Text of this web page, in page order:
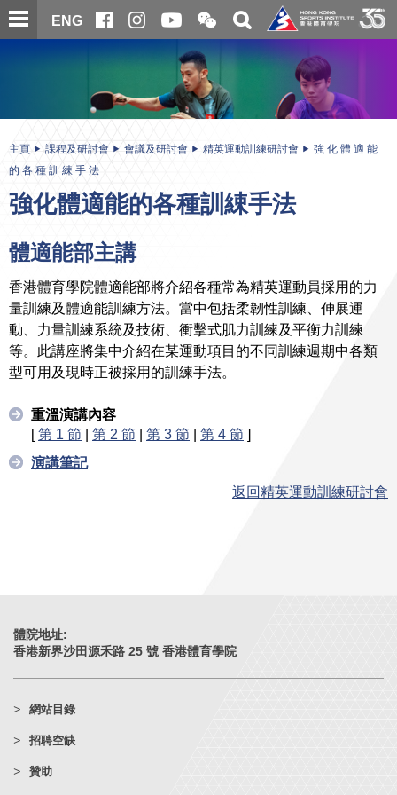
跳
至
ENG
開
合
信
二
維
碼
關
搜
主頁 課程及研討會 會議及研討會 精英運動訓練研討會
強 化 體 適 能
的 各 種 訓 綀 手 法
強化體適能的各種訓綀手法
體適能部主講
香港體育學院體適能部將介紹各種常為精英運動員採用的力
量訓練及體適能訓練方法。當中包括柔韌性訓練、伸展運
動、力量訓練系統及技術、衝擊式肌力訓練及平衡力訓練
等。此講座將集中介紹在某運動項目的不同訓練週期中各類
型可用及現時正被採用的訓練手法。
重溫演講內容
[第 1 節 | 第 2 節 | 第 3 節 | 第 4 節 ]
演講筆記
返回精英運動訓練研討會
體院地址:
香港新界沙田源禾路 25 號 香港體育學院
網站目錄
招聘空缺
贊助